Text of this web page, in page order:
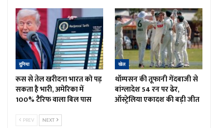
दुनिया
रूस से तेल खरीदना भारत को पड़
सकता है भारी, अमेरिका में
100% टैरिफ वाला बिल पास
खेल
थॉम्पसन की तूफानी गेंदबाजी से
बांग्लादेश 54 रन पर ढेर,
ऑस्ट्रेलिया एकादश की बड़ी जीत
PREV NEXT